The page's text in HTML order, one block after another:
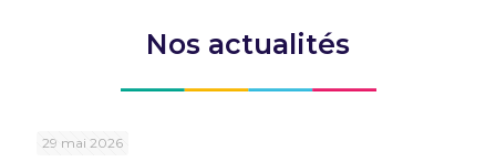
Nos actualités
29 mai 2026